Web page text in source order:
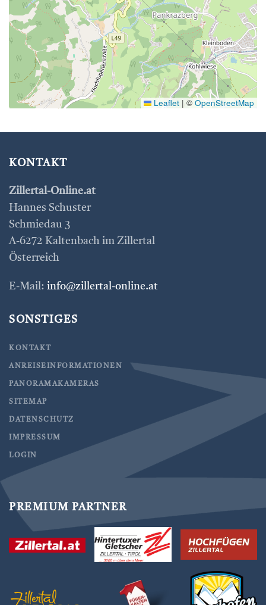
Leaflet | © OpenStreetMap
KONTAKT
Zillertal-Online.at
Hannes Schuster
Schmiedau 3
A-6272 Kaltenbach im Zillertal
Österreich
E-Mail: info@zillertal-online.at
SONSTIGES
KONTAKT
ANREISEINFORMATIONEN
PANORAMAKAMERAS
SITEMAP
DATENSCHUTZ
IMPRESSUM
LOGIN
PREMIUM PARTNER